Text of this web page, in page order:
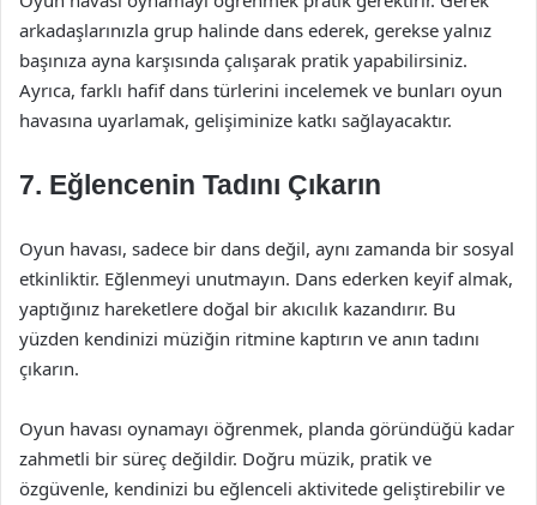
arkadaşlarınızla grup halinde dans ederek, gerekse yalnız
başınıza ayna karşısında çalışarak pratik yapabilirsiniz.
Ayrıca, farklı hafif dans türlerini incelemek ve bunları oyun
havasına uyarlamak, gelişiminize katkı sağlayacaktır.
7. Eğlencenin Tadını Çıkarın
Oyun havası, sadece bir dans değil, aynı zamanda bir sosyal
etkinliktir. Eğlenmeyi unutmayın. Dans ederken keyif almak,
yaptığınız hareketlere doğal bir akıcılık kazandırır. Bu
yüzden kendinizi müziğin ritmine kaptırın ve anın tadını
çıkarın.
Oyun havası oynamayı öğrenmek, planda göründüğü kadar
zahmetli bir süreç değildir. Doğru müzik, pratik ve
özgüvenle, kendinizi bu eğlenceli aktivitede geliştirebilir ve